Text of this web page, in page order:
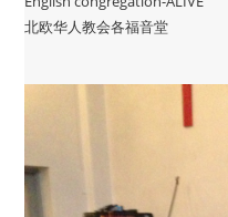
北欧华人教会各福音堂